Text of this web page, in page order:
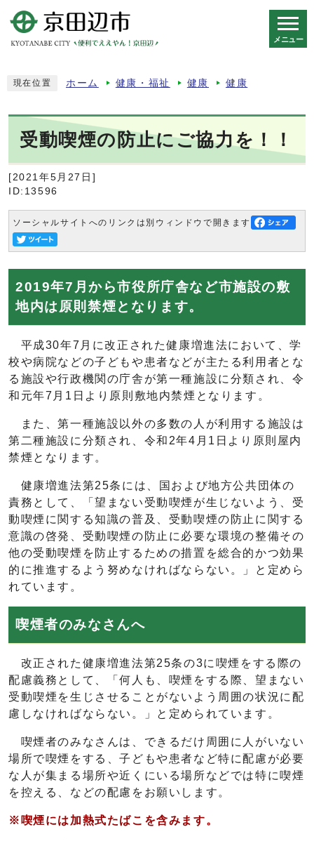
メニュー
現在位置 ホーム 健康・福祉 健康 健康
受動喫煙の防止にご協力を！！
[2021年5月27日]
ID:13596
ソーシャルサイトへのリンクは別ウィンドウで開きます
2019年7月から市役所庁舎など市施設の敷
地内は原則禁煙となります。
平成30年7月に改正された健康増進法において、学
校や病院などの子どもや患者などが主たる利用者とな
る施設や行政機関の庁舎が第一種施設に分類され、令
和元年7月1日より原則敷地内禁煙となります。
また、第一種施設以外の多数の人が利用する施設は
第二種施設に分類され、令和2年4月1日より原則屋内
禁煙となります。
健康増進法第25条には、国および地方公共団体の
責務として、「望まない受動喫煙が生じないよう、受
動喫煙に関する知識の普及、受動喫煙の防止に関する
意識の啓発、受動喫煙の防止に必要な環境の整備その
他の受動喫煙を防止するための措置を総合的かつ効果
的に推進するよう努めなければならない。」と定めら
れています。
喫煙者のみなさんへ
改正された健康増進法第25条の3に喫煙をする際の
配慮義務として、「何人も、喫煙をする際、望まない
受動喫煙を生じさせることがないよう周囲の状況に配
慮しなければならない。」と定められています。
喫煙者のみなさんは、できるだけ周囲に人がいない
場所で喫煙をする、子どもや患者など特に配慮が必要
な人が集まる場所や近くにいる場所などでは特に喫煙
を控える、などの配慮をお願いします。
※喫煙には加熱式たばこを含みます。